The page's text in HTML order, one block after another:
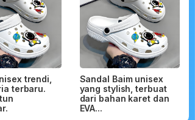
trendi,
terbaru.
Sandal Baim unisex
yang stylish, terbuat
dari bahan karet dan
EVA...